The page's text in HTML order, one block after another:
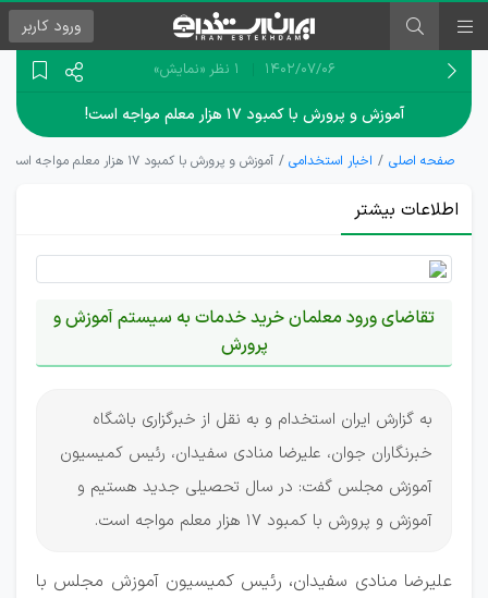
ورود کاربر
۱۴۰۲/۰۷/۰۶ 1 نظر «نمایش»
آموزش و پرورش با کمبود ۱۷ هزار معلم مواجه است!
صفحه اصلی اخبار استخدامی آموزش و پرورش با کمبود ۱۷ هزار معلم مواجه است!
اطلاعات بیشتر
تقاضای ورود معلمان خرید خدمات به سیستم آموزش و
پرورش
به گزارش ایران استخدام و به نقل از خبرگزاری باشگاه
خبرنگاران جوان، علیرضا منادی سفیدان، رئیس کمیسیون
آموزش مجلس گفت: در سال تحصیلی جدید هستیم و
آموزش و پرورش با کمبود 17 هزار معلم مواجه است.
علیرضا منادی سفیدان، رئیس کمیسیون آموزش مجلس با